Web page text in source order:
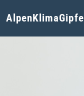
AlpenKlimaGipfel